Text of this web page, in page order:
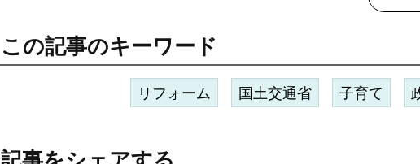
この記事のキーワード
リフォーム 国土交通省 子育て